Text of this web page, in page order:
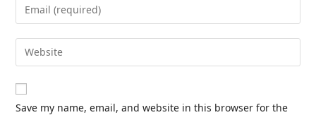
Save my name, email, and website in this browser for the